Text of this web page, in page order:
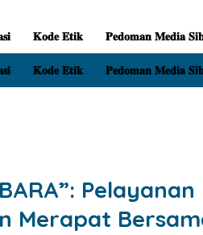
𝐊𝐨𝐝𝐞 𝐄𝐭𝐢𝐤 𝐏𝐞𝐝𝐨𝐦𝐚𝐧 𝐌𝐞𝐝𝐢𝐚
𝐊𝐨𝐝𝐞 𝐄𝐭𝐢𝐤 𝐏𝐞𝐝𝐨𝐦𝐚𝐧 𝐌𝐞𝐝𝐢𝐚
Merapat